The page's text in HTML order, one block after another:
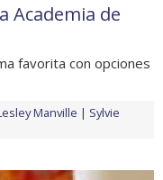
Academia de
favorita con opciones
Manville
Sylvie